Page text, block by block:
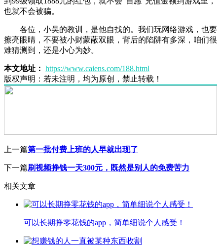
也就不会被骗。
各位，小吴的教训，是他自找的。我们玩网络游戏，也要
擦亮眼睛，不要被小财蒙蔽双眼，背后的陷阱有多深，咱们很
难猜测到，还是小心为妙。
本文地址： https://www.caiens.com/188.html
版权声明： 若未注明，均为原创，禁止转载！
上一篇第一批付费上班的人早就出现了
下一篇刷视频挣钱一天300元，既然是别人的免费苦力
相关文章
可以长期挣零花钱的app，简单细说个人感受！